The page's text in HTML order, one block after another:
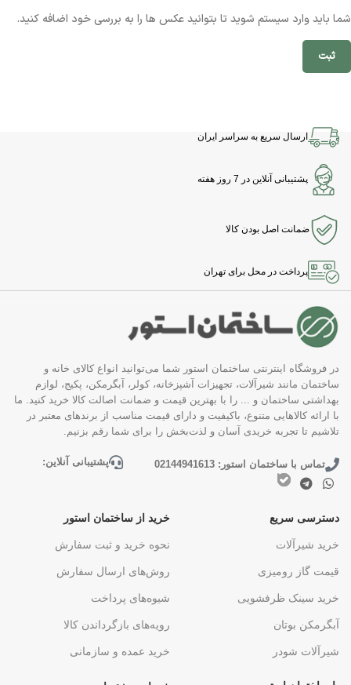
شما باید وارد سیستم شوید تا بتوانید عکس ها را به بررسی خود اضافه کنید.
ارسال سریع به سراسر ایران
پشتیبانی آنلاین در 7 روز هفته
ضمانت اصل بودن کالا
پرداخت در محل برای تهران
در فروشگاه اینترنتی ساختمان استور شما می‌توانید انواع کالای خانه و
ساختمان مانند شیرآلات، تجهیزات آشپزخانه، کولر، آبگرمکن، پکیج، لوازم
بهداشتی ساختمان و ... را با بهترین قیمت و ضمانت اصالت کالا خرید کنید. ما
با ارائه کالاهایی متنوع، باکیفیت و دارای قیمت مناسب از برندهای معتبر در
تلاشیم تا تجربه خریدی آسان و لذت‌بخش را برای شما رقم بزنیم.
تماس با ساختمان استور: 02144941613 پشتیبانی آنلاین:
دسترسی سریع
خرید شیرآلات
قیمت گاز رومیزی
خرید سینک ظرفشویی
آبگرمکن بوتان
شیرآلات شودر
خرید از ساختمان استور
نحوه خرید و ثبت سفارش
روش‌های ارسال سفارش
شیوه‌های پرداخت
رویه‌های بازگرداندن کالا
خرید عمده و سازمانی